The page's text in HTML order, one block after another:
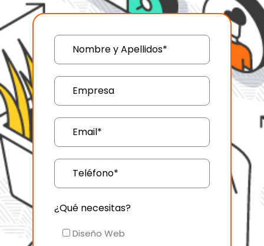
¿Qué necesitas?
Diseño Web